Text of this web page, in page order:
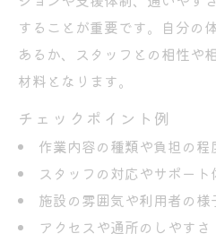
することが重要です。自分の
あるか、スタッフとの相性や
材料となります。
チェックポイント例
作業内容の種類や負担の程
スタッフの対応やサポート
施設の雰囲気や利用者の様
アクセスや通所のしやすさ